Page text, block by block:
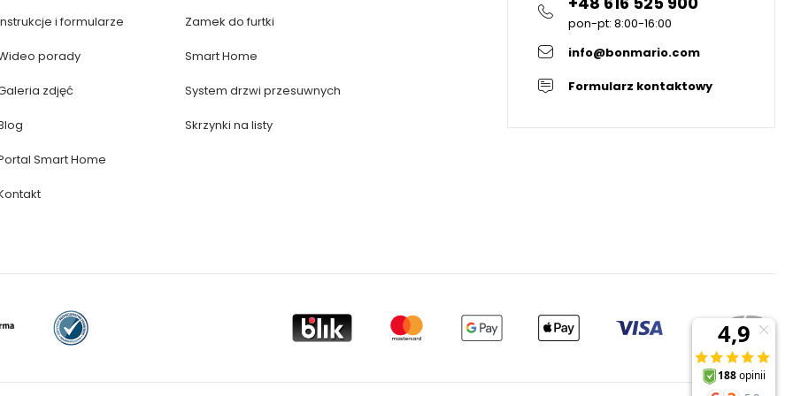
pon-pt: 8:00-16:00
info@bonmario.com
Formularz kontaktowy
i formularze
porady
zdjęć
Smart Home
Zamek do furtki
Smart Home
System drzwi przesuwnych
Skrzynki na listy